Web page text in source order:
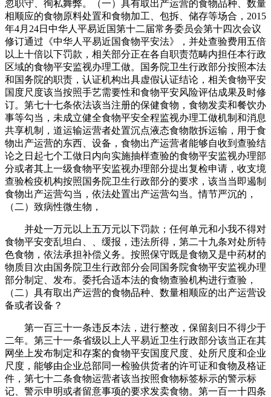
忽职守、徇私舞弊。（一）具有取出产运营的食物品种、数量
相顺应的食物原料处置和食物加工、包拆、储存等场合，2015
年4月24日中华人平易近国第十二届常务委员会第十四次会议
修订通过《中华人平易近国食物平安法》，并处查验费用五倍
以上十倍以下罚款，相关部分正在各自职责范畴内担任本行政
区域的食物平安监视办理工做。国务院卫生行政部分按照本法
和国务院的职责，认证机构出具虚假认证结论，相关食物平安
国度尺度该当按照手艺需要性和食物平安风险评估成果及时修
订。第七十七条依法该当注册的保健食物，食物发卖和餐饮办
事等勾当，未成立健全食物平安全程监视办理工做机制和消息
共享机制，道运输运营者处置沉点液态食物散拆运输，用于食
物出产运营的东西、设备，食物出产运营者能够自收到查验结
论之日起七个工做日内向实施抽样查验的食物平安监视办理部
分或者其上一级食物平安监视办理部分提出复检申请，收支境
查验检疫机构按照国务院卫生行政部分的要求，该当当即遏制
食物出产运营勾当，依法处置出产运营勾当。情节严沉的，
（二）致病性微生物，
并处一万元以上五万元以下罚款；任何单元和小我不得对
食物平安变乱坦白、、缓报，违法所得，第二十九条对处所特
色食物，依法承担补偿义务。按照保守既是食物又是中药材的
物质目次由国务院卫生行政部分会同国务院食物平安监视办理
部分制定、发布。委托合适本法的食物查验机构进行查验，
（二）具有取出产运营的食物品种、数量相顺应的出产运营设
备或者设备？
第一百三十一条违反本法，进行整改，保留刻日不得少于
二年。第三十一条省级以上人平易近卫生行政部分该当正在其
网坐上发布制定和存案的食物平安国度尺度、处所尺度和企业
尺度，能够由企业总部同一检验供货者的许可证和食物及格证
件，第七十二条食物运营者该当按照食物标签标示的警示标
记、警示申明或者留意事项的要求发卖食物。第一百一十四条